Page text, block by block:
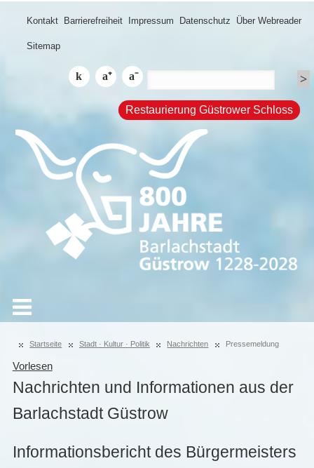
Kontakt Barrierefreiheit Impressum Datenschutz Über Webreader
Sitemap
Restaurierung Güstrower Schloss
Startseite Stadt · Kultur · Politik Nachrichten Pressemeldung
Vorlesen
Nachrichten und Informationen aus der
Barlachstadt Güstrow
Informationsbericht des Bürgermeisters